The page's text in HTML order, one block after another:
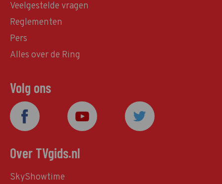
Veelgestelde vragen
Reglementen
Pers
Alles over de Ring
Volg ons
Over TVgids.nl
SkyShowtime